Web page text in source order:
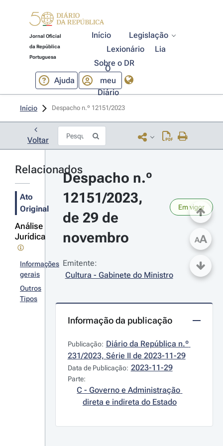
Jornal Oficial
da República
Portuguesa
Início
Legislação
Lexionário
Lia
Sobre o DR
Ajuda
O
meu
Diário
Início Despacho n.º 12151/2023
Voltar
Relacionados
Ato
Original
Análise
Jurídica
Informações
gerais
Outros
Tipos
Despacho n.º
12151/2023,
de 29 de
novembro
Em vigor
Emitente:
Cultura - Gabinete do Ministro
Informação da publicação
Publicação: Diário da República n.º
231/2023, Série II de 2023-11-29
Data de Publicação: 2023-11-29
Parte:
C - Governo e Administração
direta e indireta do Estado
AA